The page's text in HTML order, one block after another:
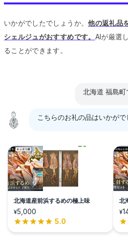
いかがでしたでしょうか。他の返礼品
シェルジュがおすすめです。 AIが厳選
ることができます。
北海道 福島町
こちらのお礼の品はいかがで
北海道産前浜するめの極上味
¥5,000
5.0
北
¥